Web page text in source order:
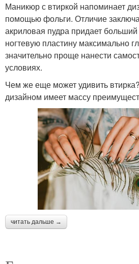
Маникюр с втиркой напоминает
помощью фольги. Отличие
акриловая пудра придает больший
ногтевую пластину максимально
значительно проще нанести
условиях.
Чем же еще может удивить
дизайном имеет массу
читать дальше →